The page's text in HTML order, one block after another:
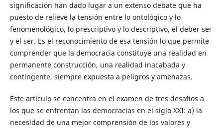
significación han dado lugar a un extenso debate que ha
puesto de relieve la tensión entre lo ontológico y lo
fenomenológico, lo prescriptivo y lo descriptivo, el deber ser
y el ser. Es el reconocimiento de esa tensión lo que permite
comprender que la democracia constituye una realidad en
permanente construcción, una realidad inacabada y
contingente, siempre expuesta a peligros y amenazas.
Este artículo se concentra en el examen de tres desafíos a
los que se enfrentan las democracias en el siglo XXI: a) la
necesidad de una mejor comprensión de los valores y